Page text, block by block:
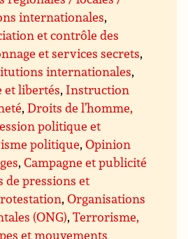
internationales,
et contrôle des
et services secrets,
internationales,
libertés, Instruction
,Droits de l’homme,
politique et
politique,Opinion
,Campagne et publicité
de pressions et
,Organisations
(ONG),Terrorisme,
et mouvements